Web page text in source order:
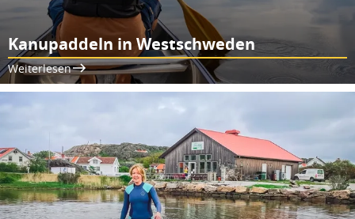
Kanupaddeln in Westschweden
Weiterlesen